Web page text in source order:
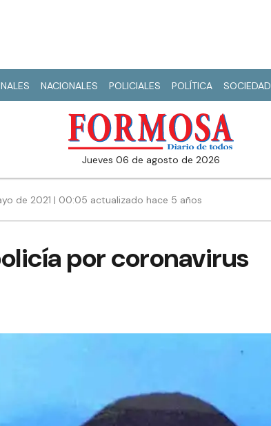
NACIONALES POLICIALES POLÍTICA SOCIEDAD
jueves 06 de agosto de 2026
de 2021 | 00:05 actualizado hace 5 años
por coronavirus